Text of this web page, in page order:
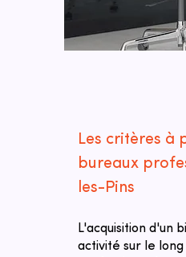
Les critères à
bureaux
les-Pins
L'acquisition d'un
activité sur le